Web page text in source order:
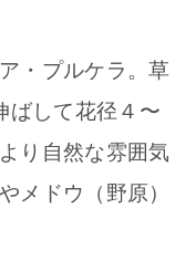
・プルケラ。草
ばして花径４〜
り自然な雰囲気
メドウ（野原）